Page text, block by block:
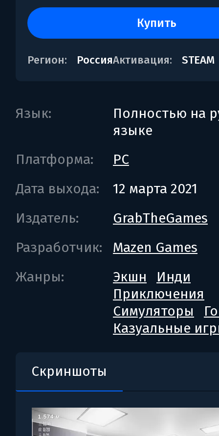
купить
Регион: РоссияАктивация: STEAM
Язык:
Полностью на
языке
Платформа:
PC
Дата выхода:
12 марта 2021
Издатель:
GrabTheGames
Разработчик:
Mazen Games
Жанры:
Экшн
Инди
Приключения
Симуляторы
Казуальные
Скриншоты